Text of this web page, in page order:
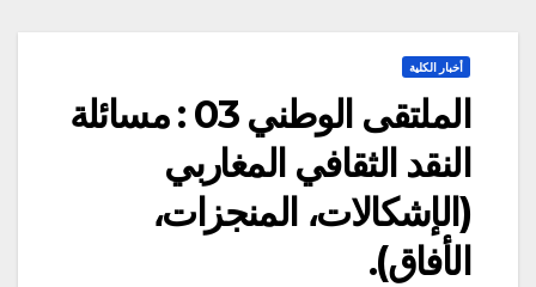
أخبار الكلية
الملتقى الوطني 03 : مسائلة
النقد الثقافي المغاربي
(الإشكالات، المنجزات،
الأفاق).